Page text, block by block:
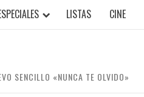
LISTAS CINE
SENCILLO «NUNCA TE OLVIDO»